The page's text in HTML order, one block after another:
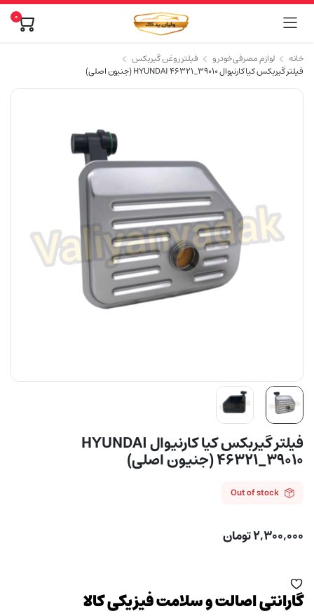
0
خانه لوازم مصرفی خودرو
فیلتر روغن گیربکس
فیلتر گیربکس کیا كارنيوال HYUNDAI 46321_39010 (جنیون اصلی)
فیلتر گیربکس کیا كارنيوال HYUNDAI
46321_39010 (جنیون اصلی)
Out of stock
۲,۳۰۰,۰۰۰تومان
گارانتی اصالت و سلامت فیزیکی کالا